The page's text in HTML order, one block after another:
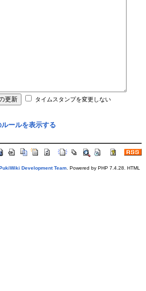
タイムスタンプを変更しない
ールを表示する
Development Team. Powered by PHP 7.4.28. HTML